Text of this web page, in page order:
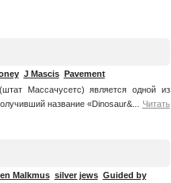
J Mascis Pavement
Массачусетс) является одной из
название «Dinosaur&...
Читать
Malkmus silver jews Guided by